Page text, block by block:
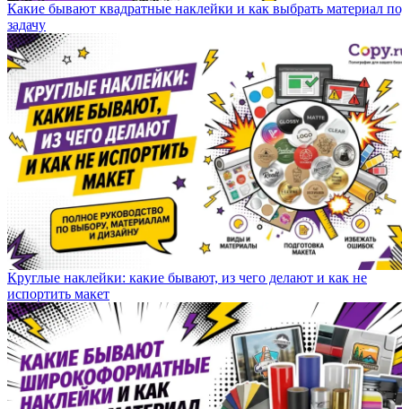
Какие бывают квадратные наклейки и как выбрать материал
задачу
Круглые наклейки: какие бывают, из чего делают и как не
испортить макет